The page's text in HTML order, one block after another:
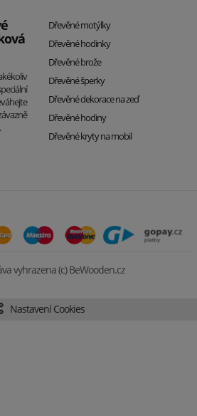
Dřevěné motýlky
Dřevěné hodinky
Dřevěné brože
Dřevěné šperky
Dřevěné dekorace na zeď
Dřevěné hodiny
Dřevěné kryty na mobil
vyhrazena (c) BeWooden.cz
Nastavení Cookies